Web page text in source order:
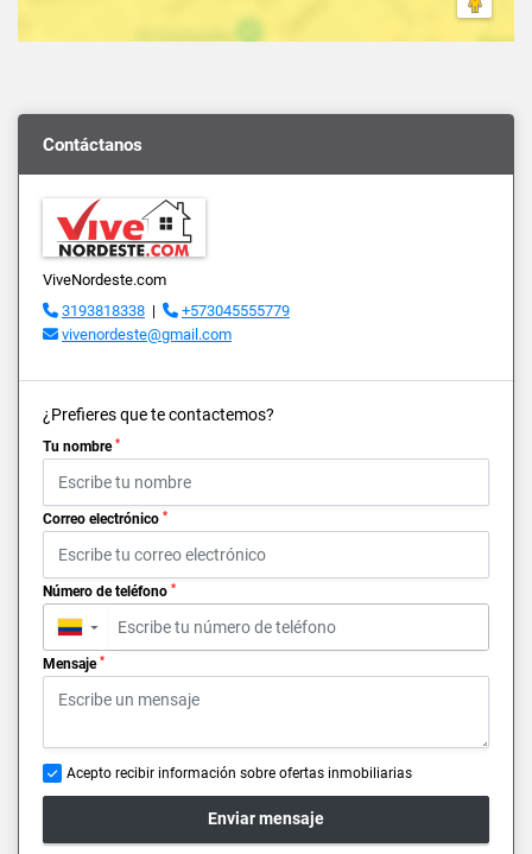
Contáctanos
ViveNordeste.com
3193818338 |
+573045555779
vivenordeste@gmail.com
¿Prefieres que te contactemos?
Tu nombre *
Correo electrónico *
Número de teléfono *
▼
Mensaje *
Acepto recibir información sobre ofertas inmobiliarias
Enviar mensaje